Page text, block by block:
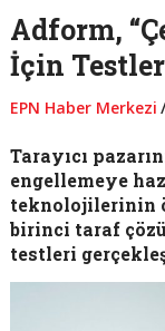
Adform,
İçin
EPN Haber Merkezi /
Tarayıcı
engellemeye
teknolojilerinin
birinci taraf
testleri